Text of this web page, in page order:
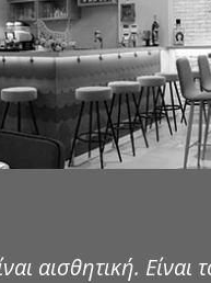
αισθητική. Είναι